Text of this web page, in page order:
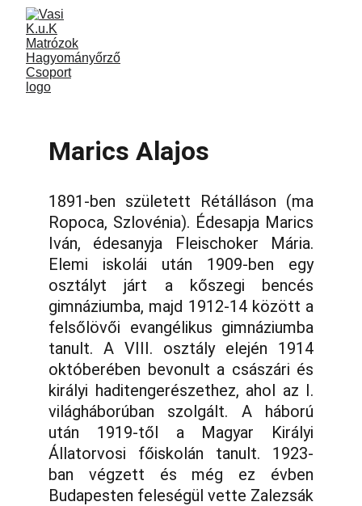
Marics Alajos
1891-ben született Rétálláson (ma
Ropoca, Szlovénia). Édesapja Marics
Iván, édesanyja Fleischoker Mária.
Elemi iskolái után 1909-ben egy
osztályt járt a kőszegi bencés
gimnáziumba, majd 1912-14 között a
felsőlövői evangélikus gimnáziumba
tanult. A VIII. osztály elején 1914
októberében bevonult a császári és
királyi haditengerészethez, ahol az I.
világháborúban szolgált. A háború
után 1919-től a Magyar Királyi
Állatorvosi főiskolán tanult. 1923-
ban végzett és még ez évben
Budapesten feleségül vette Zalezsák